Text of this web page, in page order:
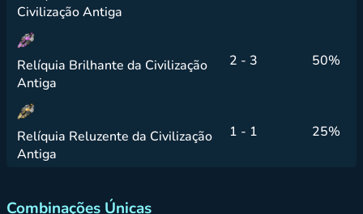
Civilização Antiga
Relíquia Brilhante da Civilização
Antiga
2 - 3 50%
Relíquia Reluzente da Civilização
Antiga
1 - 1 25%
Combinações Únicas